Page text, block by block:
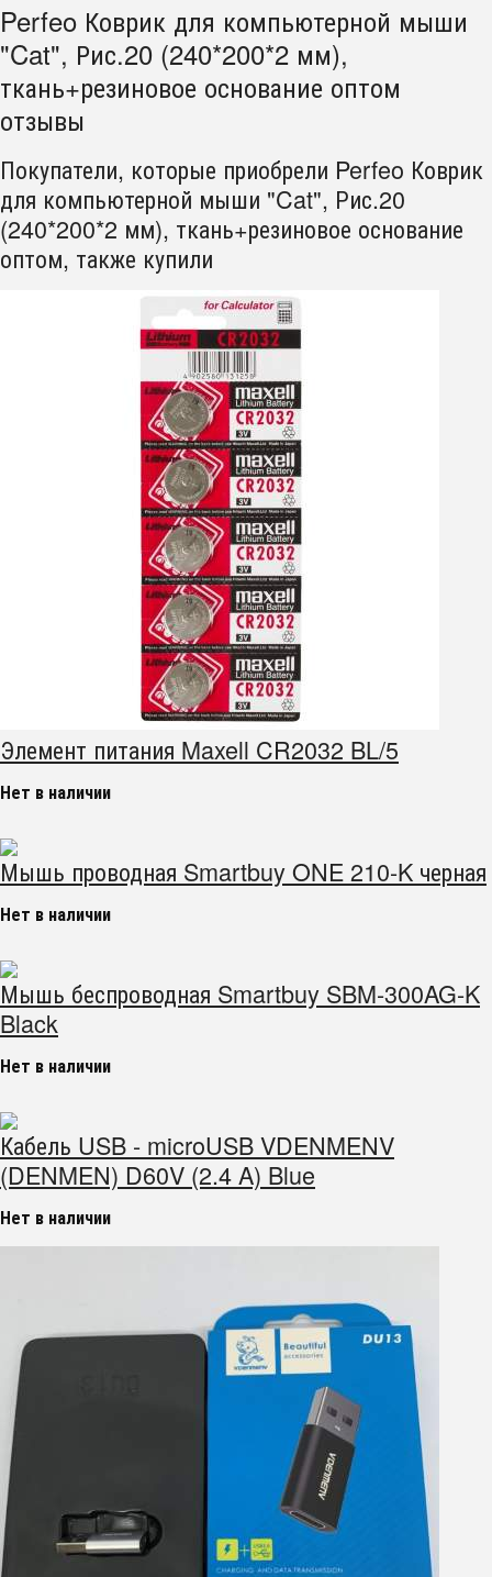
Perfeo Коврик для компьютерной мыши
"Cat", Рис.20 (240*200*2 мм),
ткань+резиновое основание оптом
отзывы
Покупатели, которые приобрели Perfeo Коврик
для компьютерной мыши "Cat", Рис.20
(240*200*2 мм), ткань+резиновое основание
оптом, также купили
Элемент питания Maxell CR2032 BL/5
Нет в наличии
Мышь проводная Smartbuy ONE 210-K черная
Нет в наличии
Мышь беспроводная Smartbuy SBM-300AG-K
Black
Нет в наличии
Кабель USB - microUSB VDENMENV
(DENMEN) D60V (2.4 A) Blue
Нет в наличии